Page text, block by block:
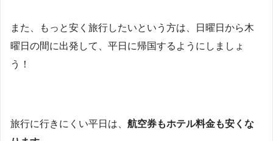
また、もっと安く旅行したいという方は、日曜日から木
曜日の間に出発して、平日に帰国するようにしましょ
う！
旅行に行きにくい平日は、 航空券もホテル料金も安くな